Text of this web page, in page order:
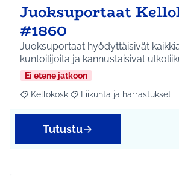
Juoksuportaat
#1860
Juoksuportaat hyödyttäisivät
Ei etene jatkoon
Rajaa tulokset aihepiirin mukaan:
Kellokoski Rajaa tulokset teeman
Liikunta ja harrastukset
Tutustu